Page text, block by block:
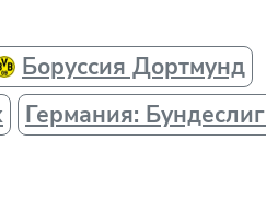
Боруссия Дортмунд
Германия: